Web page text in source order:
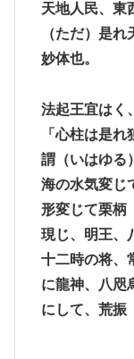
天地人民、東
（ただ）是
妙体也。
法起王宜はく、
「心柱は是
謂（いはゆる
海の水気変じ
形変じて栗柄
現じ、明王、
十二時の将、
に龍神、八咫
にして、荒振